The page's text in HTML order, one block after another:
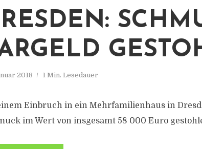
2018 1 Min. Lesedauer
Einbruch in ein Mehrfamilienhaus in
im Wert von insgesamt 58 000 Euro